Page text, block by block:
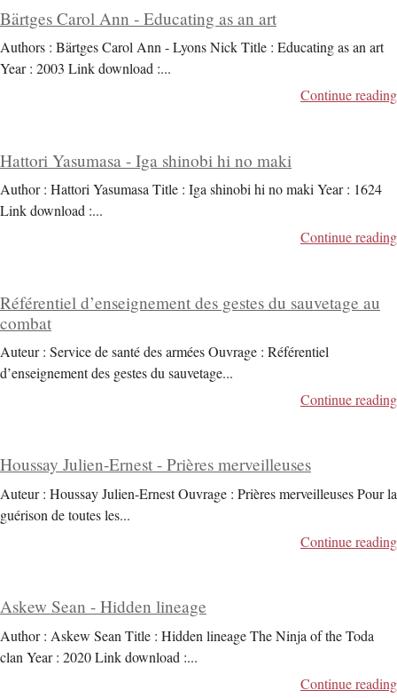
Bärtges Carol Ann - Educating as an art
Authors : Bärtges Carol Ann - Lyons Nick Title : Educating as an art
Year : 2003 Link download :...
Continue reading
Hattori Yasumasa - Iga shinobi hi no maki
Author : Hattori Yasumasa Title : Iga shinobi hi no maki Year : 1624
Link download :...
Continue reading
Référentiel d’enseignement des gestes du sauvetage au
combat
Auteur : Service de santé des armées Ouvrage : Référentiel
d’enseignement des gestes du sauvetage...
Continue reading
Houssay Julien-Ernest - Prières merveilleuses
Auteur : Houssay Julien-Ernest Ouvrage : Prières merveilleuses Pour la
guérison de toutes les...
Continue reading
Askew Sean - Hidden lineage
Author : Askew Sean Title : Hidden lineage The Ninja of the Toda
clan Year : 2020 Link download :...
Continue reading